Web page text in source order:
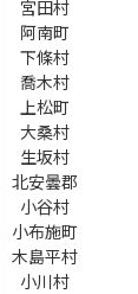
宮田村
阿南町
下條村
喬木村
上松町
大桑村
生坂村
北安曇郡
小谷村
小布施町
木島平村
小川村